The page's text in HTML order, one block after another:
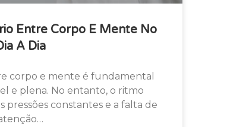
Entre Corpo E Mente No
A Dia
corpo e mente é fundamental
e plena. No entanto, o ritmo
pressões constantes e a falta de